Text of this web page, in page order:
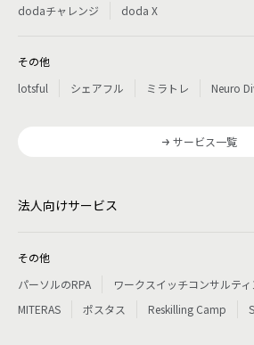
dodaチャレンジ
doda X
その他
lotsful
シェアフル ミラトレ Neuro
サービス一覧
法人向けサービス
その他
パーソルのRPA
ワークスイッチコンサルテ
MITERAS
ポスタス Reskilling Camp